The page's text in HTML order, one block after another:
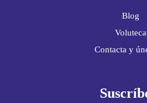
Blog
Voluteca
Contacta y